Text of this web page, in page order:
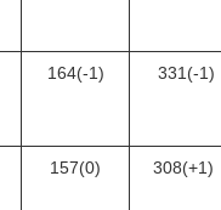
164(-1) 331(-1)
157(0) 308(+1)